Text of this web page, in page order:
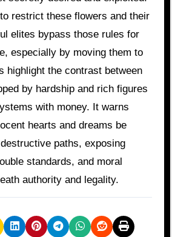
restrict these flowers and their
elites bypass those rules for
especially by moving them to
highlight the contrast between
by hardship and rich figures
with money. It warns
hearts and dreams be
paths, exposing
standards, and moral
authority and legality.